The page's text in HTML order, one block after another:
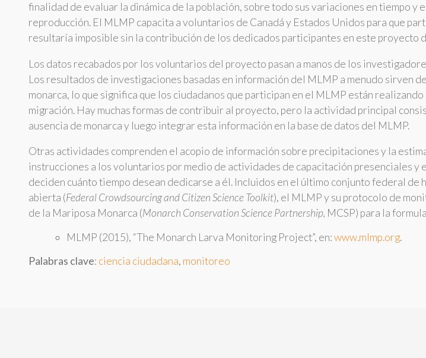
finalidad de evaluar la dinámica de la población, sobre todo sus variaciones en tiempo y
reproducción. El MLMP capacita a voluntarios de Canadá y Estados Unidos para que
resultaría imposible sin la contribución de los dedicados participantes en este proyecto
Los datos recabados por los voluntarios del proyecto pasan a manos de los
Los resultados de investigaciones basadas en información del MLMP a menudo sirven
monarca, lo que significa que los ciudadanos que participan en el MLMP están
migración. Hay muchas formas de contribuir al proyecto, pero la actividad principal
ausencia de monarca y luego integrar esta información en la base de datos del MLMP.
Otras actividades comprenden el acopio de información sobre precipitaciones y la
instrucciones a los voluntarios por medio de actividades de capacitación presenciales
deciden cuánto tiempo desean dedicarse a él. Incluidos en el último conjunto federal
abierta (Federal Crowdsourcing and Citizen Science Toolkit), el MLMP y su protocolo de
de la Mariposa Monarca (Monarch Conservation Science Partnership, MCSP) para la
MLMP (2015), “The Monarch Larva Monitoring Project”, en:www.mlmp.org.
Palabras clave: ciencia ciudadana, monitoreo